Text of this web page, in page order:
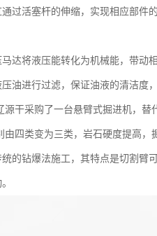
过活塞杆的伸缩，实现相应部件
达将液压能转化为机械能，带动
油进行过滤，保证油液的清洁度
干采购了一台悬臂式掘进机，替
四类变为三类，岩石硬度提高，
的钻爆法施工，其特点是切割臂